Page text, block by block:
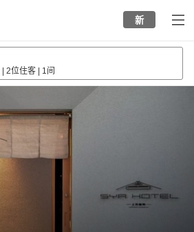
新
2位住客 1间